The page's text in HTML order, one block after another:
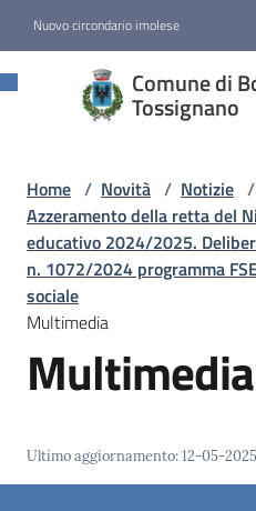
Nuovo circondario imolese
Comune di
Tossignano
Comune di
Borgo
Amministrazione
Novità
Menu selezionato
Servizi
Vivere
Home / Novità / Notizie /
Azzeramento della retta del
educativo 2024/2025.
n. 1072/2024 programma
sociale
Multimedia
Multimedia
Ultimo aggiornamento:12-05-2025